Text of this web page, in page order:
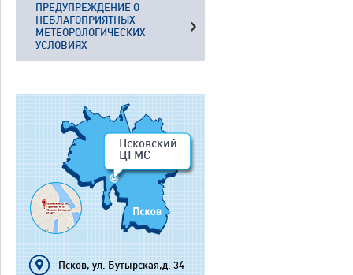
ПРЕДУПРЕЖДЕНИЕ О
НЕБЛАГОПРИЯТНЫХ
МЕТЕОРОЛОГИЧЕСКИХ
УСЛОВИЯХ
Псковский
ЦГМС
Псков, ул. Бутырская,д. 34